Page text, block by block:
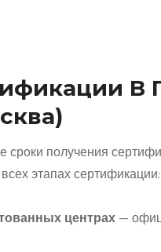
В
получения
этапах сертификации:
центрах—